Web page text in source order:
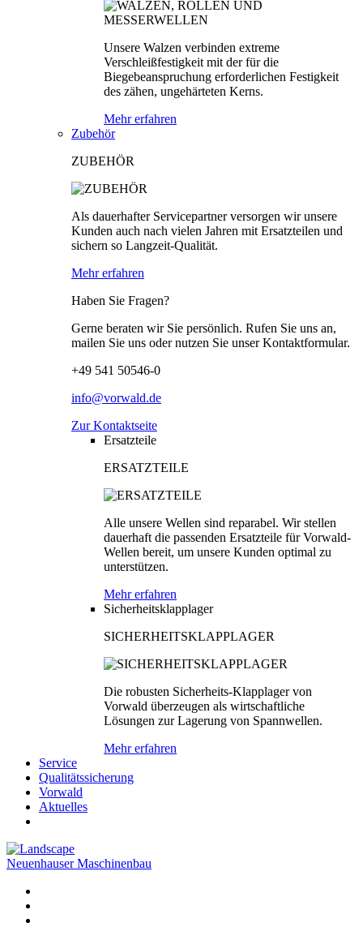
Unsere Walzen verbinden extreme
Verschleißfestigkeit mit der für die
Biegebeanspruchung erforderlichen Festigkeit
des zähen, ungehärteten Kerns.
Mehr erfahren
Zubehör
ZUBEHÖR
Als dauerhafter Servicepartner versorgen wir unsere
Kunden auch nach vielen Jahren mit Ersatzteilen und
sichern so Langzeit-Qualität.
Mehr erfahren
Haben Sie Fragen?
Gerne beraten wir Sie persönlich. Rufen Sie uns an,
mailen Sie uns oder nutzen Sie unser Kontaktformular.
+49 541 50546-0
info@vorwald.de
Zur Kontaktseite
Ersatzteile
ERSATZTEILE
Alle unsere Wellen sind reparabel. Wir stellen
dauerhaft die passenden Ersatzteile für Vorwald-
Wellen bereit, um unsere Kunden optimal zu
unterstützen.
Mehr erfahren
Sicherheitsklapplager
SICHERHEITSKLAPPLAGER
Die robusten Sicherheits-Klapplager von
Vorwald überzeugen als wirtschaftliche
Lösungen zur Lagerung von Spannwellen.
Mehr erfahren
Service
Qualitätssicherung
Vorwald
Aktuelles
Neuenhauser Maschinenbau